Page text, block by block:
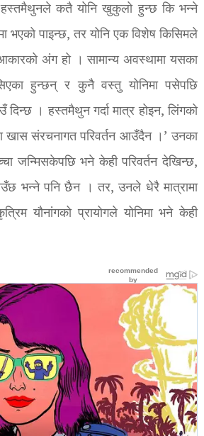
कतै योनि खुकुलो हुन्छ कि भन्ने
भएको पाइन्छ, तर योनि एक विशेष किसिमले
अंग हो । सामान्य अवस्थामा यसका
हुन्छन् र कुनै वस्तु योनिमा पसेपछि
। हस्तमैथुन गर्दा मात्र होइन, लिंगको
खास संरचनागत परिवर्तन आउँदैन ।’ उनका
जन्मिसकेपछि भने केही परिवर्तन देखिन्छ,
भन्ने पनि छैन । तर, उनले धेरै मात्रामा
यौनांगको प्रायोगले योनिमा भने केही